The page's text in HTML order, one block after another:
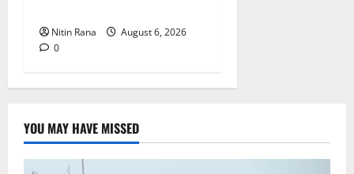
Nitin Rana
August 6, 2026
0
YOU MAY HAVE MISSED